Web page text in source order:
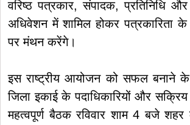
वरिष्ठ पत्रकार, संपादक, प्रतिनिधि और
अधिवेशन में शामिल होकर पत्रकारिता के
पर मंथन करेंगे।
इस राष्ट्रीय आयोजन को सफल बनाने के
जिला इकाई के पदाधिकारियों और
महत्वपूर्ण बैठक रविवार शाम 4 बजे